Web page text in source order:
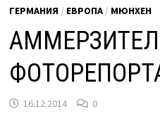
ГЕРМАНИЯ / ЕВРОПА / МЮНХЕН
16.12.2014 0